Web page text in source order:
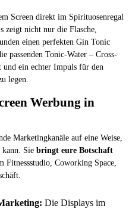
Screen direkt im Spirituosenregal
zeigt nicht nur die Flasche,
einen perfekten Gin Tonic
passenden Tonic-Water – Cross-
und ein echter Impuls für den
legen.
Werbung in
Marketingkanäle auf eine Weise,
kann. Sie bringt eure Botschaft
Fitnessstudio, Coworking Space,
Die Displays im